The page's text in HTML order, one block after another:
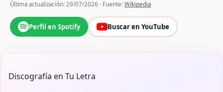
Última actualización: 29/07/2026 · Fuente: Wikipedia
Perfil en Spotify Buscar en YouTube
Discografía en Tu Letra